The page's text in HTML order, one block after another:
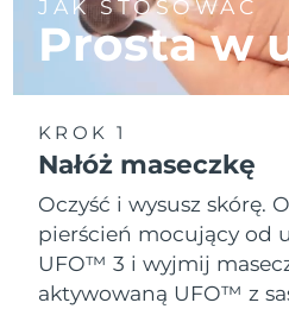
JAK STOSOWAĆ
Prosta w
KROK 1
Nałóż maseczkę
Oczyść i wysusz skórę.
pierścień mocujący od
UFO™ 3 i wyjmij
aktywowaną UFO™ z